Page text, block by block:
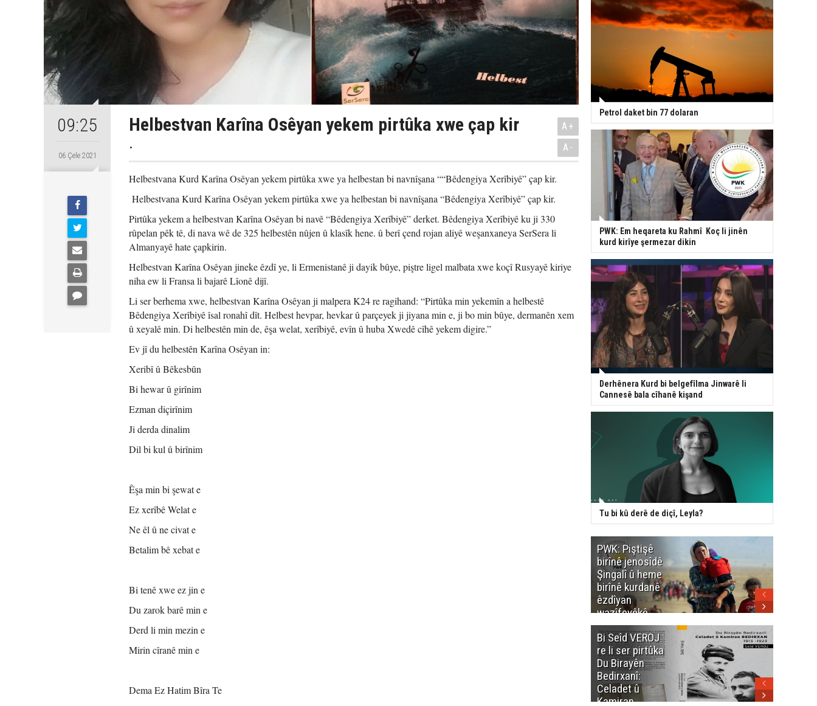
09:25
06 Çele 2021
Helbestvan Karîna Osêyan yekem pirtûka xwe çap kir
.
A+
A-
Helbestvana Kurd Karîna Osêyan yekem pirtûka xwe ya helbestan bi navnîşana ““Bêdengiya Xerîbiyê” çap kir.
Helbestvana Kurd Karîna Osêyan yekem pirtûka xwe ya helbestan bi navnîşana “Bêdengiya Xerîbiyê” çap kir.
Pirtûka yekem a helbestvan Karîna Osêyan bi navê “Bêdengiya Xerîbiyê” derket. Bêdengiya Xerîbiyê ku ji 330
rûpelan pêk tê, di nava wê de 325 helbestên nûjen û klasîk hene. û berî çend rojan aliyê weşanxaneya SerSera li
Almanyayê hate çapkirin.
Helbestvan Karîna Osêyan jineke êzdî ye, li Ermenistanê ji dayik bûye, piştre ligel malbata xwe koçî Rusyayê kiriye
niha ew li Fransa li bajarê Lîonê dijî.
Li ser berhema xwe, helbestvan Karîna Osêyan ji malpera K24 re ragihand: “Pirtûka min yekemîn a helbestê
Bêdengiya Xerîbiyê îsal ronahî dît. Helbest hevpar, hevkar û parçeyek ji jiyana min e, ji bo min bûye, dermanên xem
û xeyalê min. Di helbestên min de, êşa welat, xerîbiyê, evîn û huba Xwedê cîhê yekem digire.”
Ev jî du helbestên Karîna Osêyan in:
Xeribî û Bêkesbûn
Bi hewar û girînim
Ezman diçirînim
Ji derda dinalim
Dil bi kul û birînim
Êşa min bi şewat e
Ez xerîbê Welat e
Ne êl û ne civat e
Betalim bê xebat e
Bi tenê xwe ez jin e
Du zarok barê min e
Derd li min mezin e
Mirin cîranê min e
Dema Ez Hatim Bîra Te
Petrol daket bin 77 dolaran
PWK: Em heqareta ku Rahmî Koç li jinên
kurd kirîye şermezar dikin
Derhênera Kurd bi belgefîlma Jinwarê li
Cannesê bala cîhanê kişand
Tu bi kû derê de diçî, Leyla?
PWK: Piştişê
birînê jenosîdê
Şingalî û heme
birînê kurdanê
êzdîyan
wazîfeyêkê
neteweyî yê
heme kurdanê
dinya yo
Bi Seîd VEROJ
re li ser pirtûka
Du Birayên
Bedirxanî:
Celadet û
Kamiran